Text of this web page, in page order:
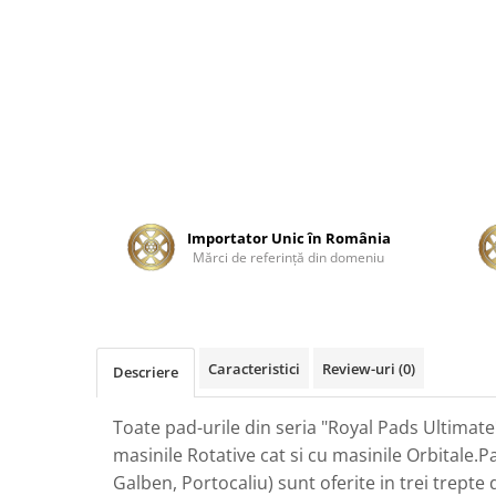
Sealant şi Quick Detailer
Importator Unic în România
Mărci de referinţă din domeniu
Descriere Caracteristici Review-uri (0)
Toate pad-urile din seria "Royal Pads
masinile Rotative cat si cu masinile
Galben, Portocaliu) sunt oferite in trei trepte